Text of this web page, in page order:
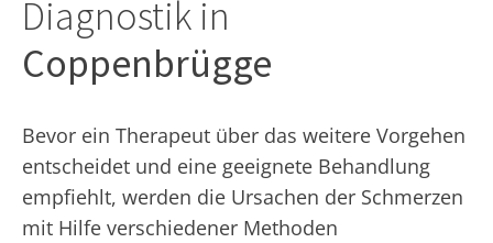
Diagnostik in
Coppenbrügge
Bevor ein Therapeut über das weitere Vorgehen
entscheidet und eine geeignete Behandlung
empfiehlt, werden die Ursachen der Schmerzen
mit Hilfe verschiedener Methoden